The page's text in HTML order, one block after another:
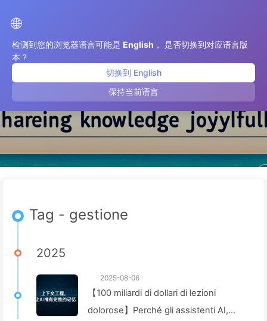
🌐
检测到您的浏览器语言可能是 English ， 是否切换到对应语言版
本？
切换到 English
保持当前语言
gestione
Tag - gestione
2025
2025-08-06
【100 miliardi di dollari di lezioni
dolorose】Perché gli assistenti AI,